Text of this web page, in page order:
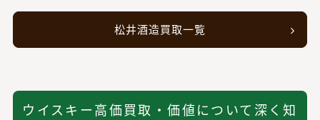
松井酒造買取一覧
ウイスキー高価買取・価値について深く知